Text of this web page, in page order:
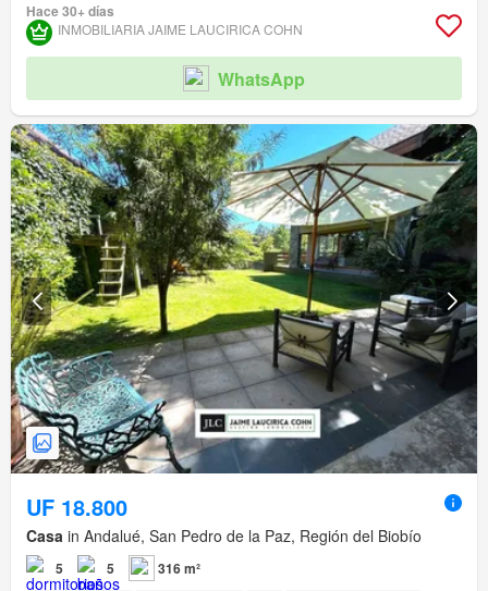
Hace 30+ días
INMOBILIARIA JAIME LAUCIRICA COHN
WhatsApp
UF 18.800
Casa in Andalué, San Pedro de la Paz, Región del Biobío
5 5 316 m²